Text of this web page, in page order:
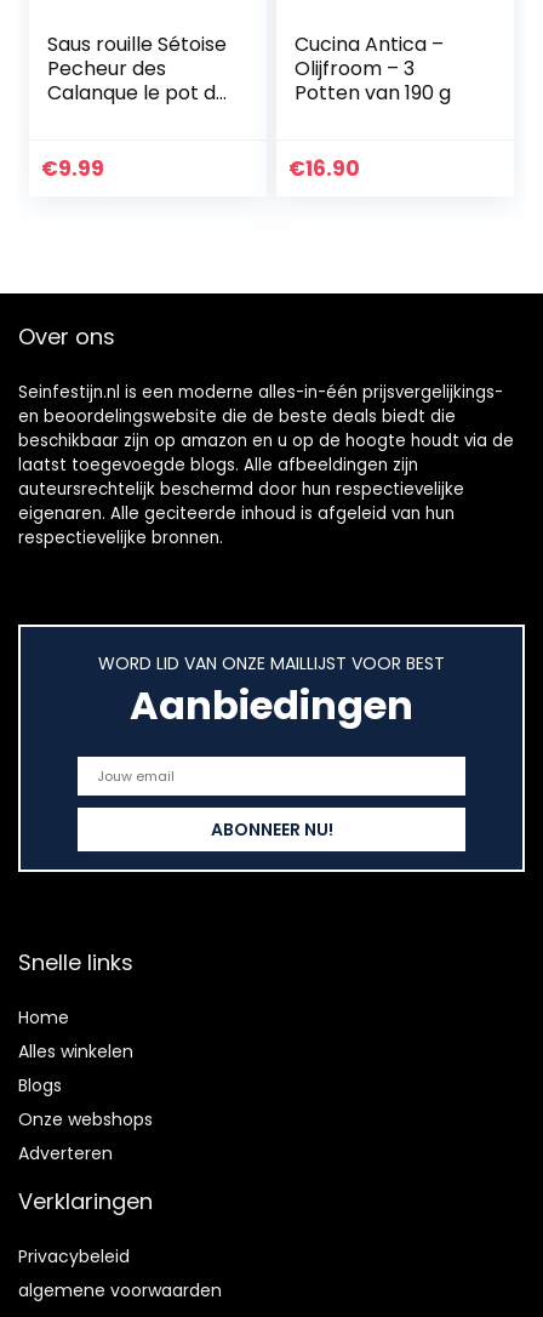
Saus rouille Sétoise
Pecheur des
Calanque le pot de
en andere
€9.99
Cucina Antica –
Olijfroom – 3
Potten van 190 g
€16.90
Over ons
Seinfestijn.nl is een moderne alles-in-één prijsvergelijkings-
en beoordelingswebsite die de beste deals biedt die
beschikbaar zijn op amazon en u op de hoogte houdt via de
laatst toegevoegde blogs. Alle afbeeldingen zijn
auteursrechtelijk beschermd door hun respectievelijke
eigenaren. Alle geciteerde inhoud is afgeleid van hun
respectievelijke bronnen.
WORD LID VAN ONZE MAILLIJST VOOR BEST
Aanbiedingen
Snelle links
Home
Alles winkelen
Blogs
Onze webshops
Adverteren
Verklaringen
Privacybeleid
algemene voorwaarden